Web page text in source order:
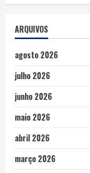
ARQUIVOS
agosto 2026
julho 2026
junho 2026
maio 2026
abril 2026
março 2026